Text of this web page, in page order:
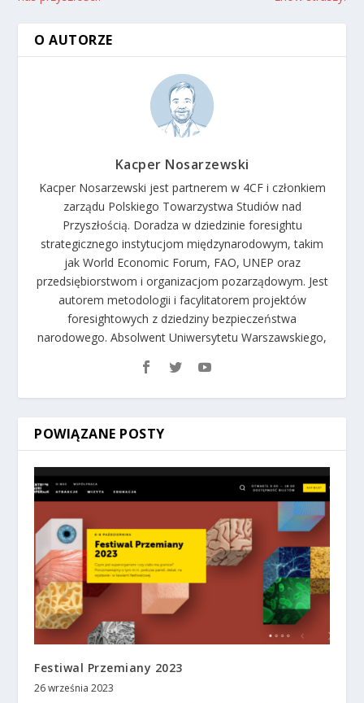
O AUTORZE
Kacper Nosarzewski
Kacper Nosarzewski jest partnerem w 4CF i członkiem
zarządu Polskiego Towarzystwa Studiów nad
Przyszłością. Doradza w dziedzinie foresightu
strategicznego instytucjom międzynarodowym, takim
jak World Economic Forum, FAO, UNEP oraz
przedsiębiorstwom i organizacjom pozarządowym. Jest
autorem metodologii i facylitatorem projektów
foresightowych z dziedziny bezpieczeństwa
narodowego. Absolwent Uniwersytetu Warszawskiego,
POWIĄZANE POSTY
Festiwal Przemiany 2023
26 września 2023